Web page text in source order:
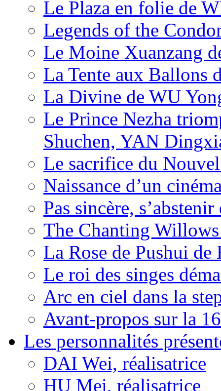
Le Plaza en folie de
Legends of the
Le Moine Xuanzang
La Tente aux Ballons
La Divine de WU
Le Prince Nezha
Shuchen, YAN
Le sacrifice du
Naissance d’un
Pas sincère,
The Chanting
La Rose de Pushui de
Le roi des singes
Arc en ciel dans la
Avant-propos sur la
Les personnalités
DAI Wei, réalisatrice
HU Mei, réalisatrice